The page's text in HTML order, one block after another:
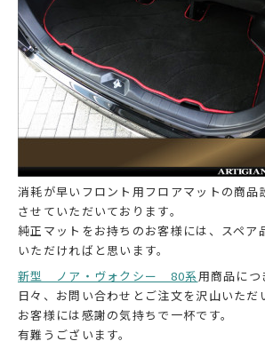
消耗が早いフロント用フロアマットの商品
させていただいております。
純正マットをお持ちのお客様には、スペア
いただければと思います。
新型 ノア・ヴォクシー 80系用商品につ
日々、お問い合わせとご注文を沢山いただ
お客様には感謝の気持ちで一杯です。
有難うございます。